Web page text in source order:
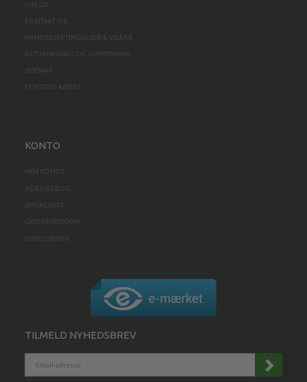
OM OS
KONTAKT OS
HANDELSBETINGELSER & VILKÅR
RETURNERING OG OMBYTNING
SITEMAP
FORTRYD KØBET
KONTO
MIN KONTO
ADRESSEBOG
ØNSKELISTE
ORDREHISTORIK
NYHEDSBREV
TILMELD NYHEDSBREV
ADRESSE